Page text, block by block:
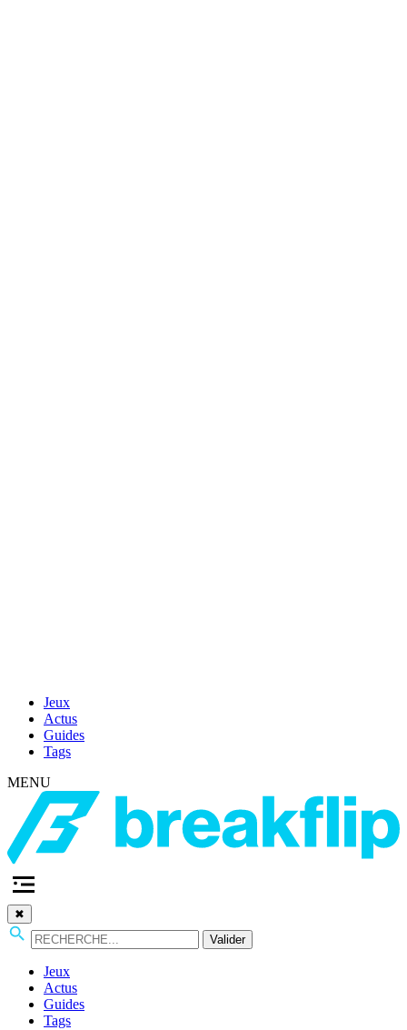
Jeux
Actus
Guides
Tags
MENU
✖
Valider
Jeux
Actus
Guides
Tags